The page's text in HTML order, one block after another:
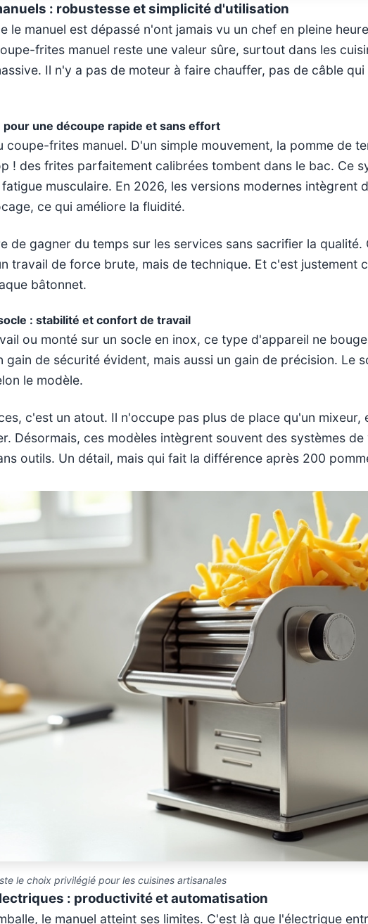
: robustesse et simplicité d'utilisation
le manuel est dépassé n'ont jamais vu un chef en pleine
frites manuel reste une valeur sûre, surtout dans les
Il n'y a pas de moteur à faire chauffer, pas de câble
pour une découpe rapide et sans effort
coupe-frites manuel. D'un simple mouvement, la pomme de
! des frites parfaitement calibrées tombent dans le bac. Ce
musculaire. En 2026, les versions modernes intègrent
ce qui améliore la fluidité.
de gagner du temps sur les services sans sacrifier la qualité.
travail de force brute, mais de technique. Et c'est justement
bâtonnet.
: stabilité et confort de travail
ou monté sur un socle en inox, ce type d'appareil ne
gain de sécurité évident, mais aussi un gain de précision. Le
le modèle.
c'est un atout. Il n'occupe pas plus de place qu'un
Désormais, ces modèles intègrent souvent des systèmes
outils. Un détail, mais qui fait la différence après 200
le choix privilégié pour les cuisines artisanales
: productivité et automatisation
le manuel atteint ses limites. C'est là que l'électrique